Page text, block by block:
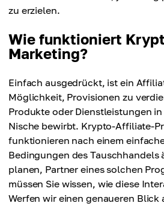
zu erzielen.
Wie funktioniert
Marketing?
Einfach ausgedrückt, ist ein
Möglichkeit, Provisionen zu
Produkte oder Dienstleistungen
Nische bewirbt. Krypto-Affiliate-
funktionieren nach einem
Bedingungen des Tauschhandels
planen, Partner eines solchen
müssen Sie wissen, wie diese
Werfen wir einen genaueren Blick